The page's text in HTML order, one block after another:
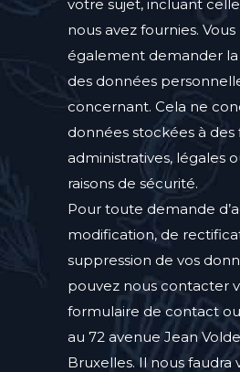
votre sujet, incluant
nous avez fournies.
également demander la
des données
concernant. Cela ne
données stockées à des
administratives, légales
raisons de sécurité.
Pour toute demande
modification, de
suppression de vos
pouvez nous contacter
formulaire de contact
au 72 avenue Jean
Bruxelles. Il nous faudra